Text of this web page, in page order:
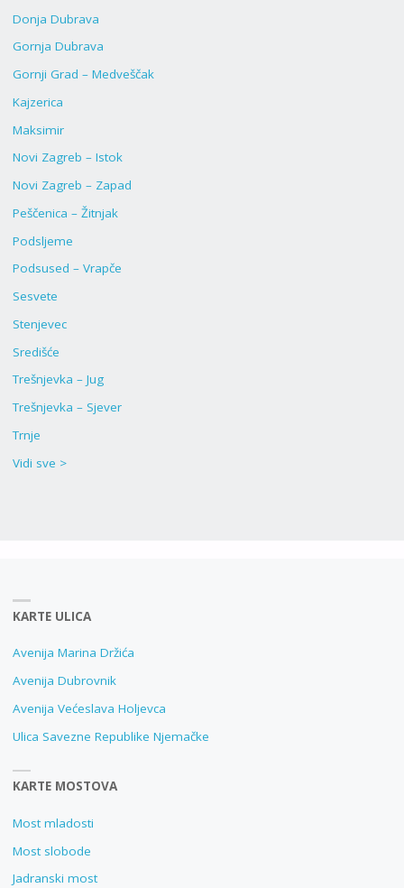
Donja Dubrava
Gornja Dubrava
Gornji Grad – Medveščak
Kajzerica
Maksimir
Novi Zagreb – Istok
Novi Zagreb – Zapad
Peščenica – Žitnjak
Podsljeme
Podsused – Vrapče
Sesvete
Stenjevec
Središće
Trešnjevka – Jug
Trešnjevka – Sjever
Trnje
Vidi sve >
KARTE ULICA
Avenija Marina Držića
Avenija Dubrovnik
Avenija Većeslava Holjevca
Ulica Savezne Republike Njemačke
KARTE MOSTOVA
Most mladosti
Most slobode
Jadranski most